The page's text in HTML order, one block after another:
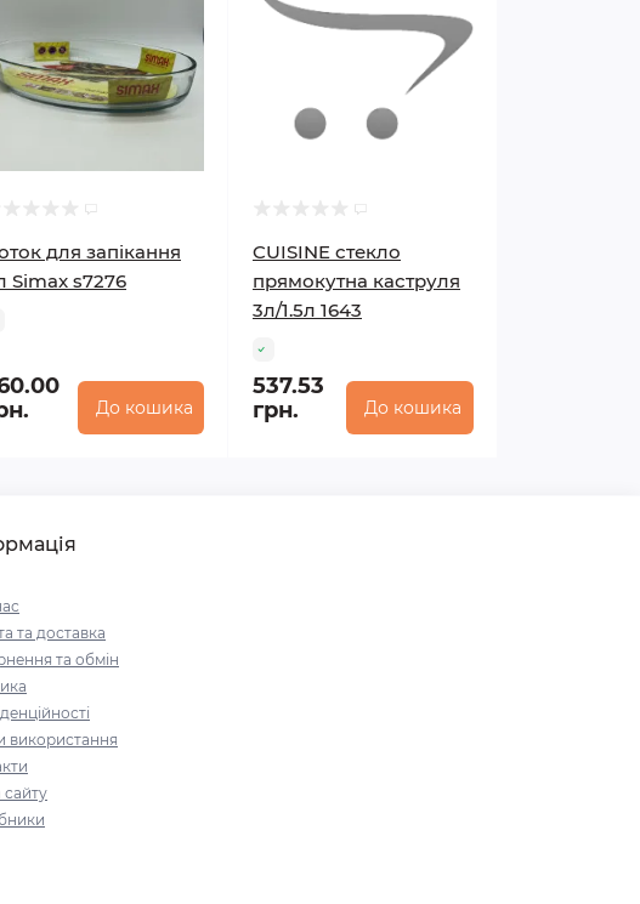
для запікання
Simax s7276
До кошика
CUISINE стекло
прямокутна каструля
3л/1.5л 1643
537.53
грн.
До кошика
та доставка
та обмін
використання
сайту